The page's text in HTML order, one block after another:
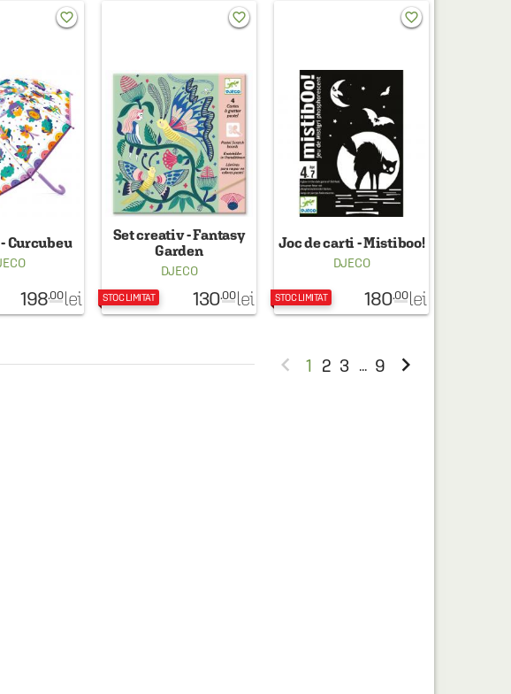
Curcubeu
198.00 lei
favorite_border
Set creativ - Fantasy
Garden
DJECO
STOC LIMITAT 130.00 lei
favorite_border
Joc de carti - Mistiboo!
DJECO
STOC LIMITAT 180.00 lei
favorite_border
 1 2 3 ... 9 